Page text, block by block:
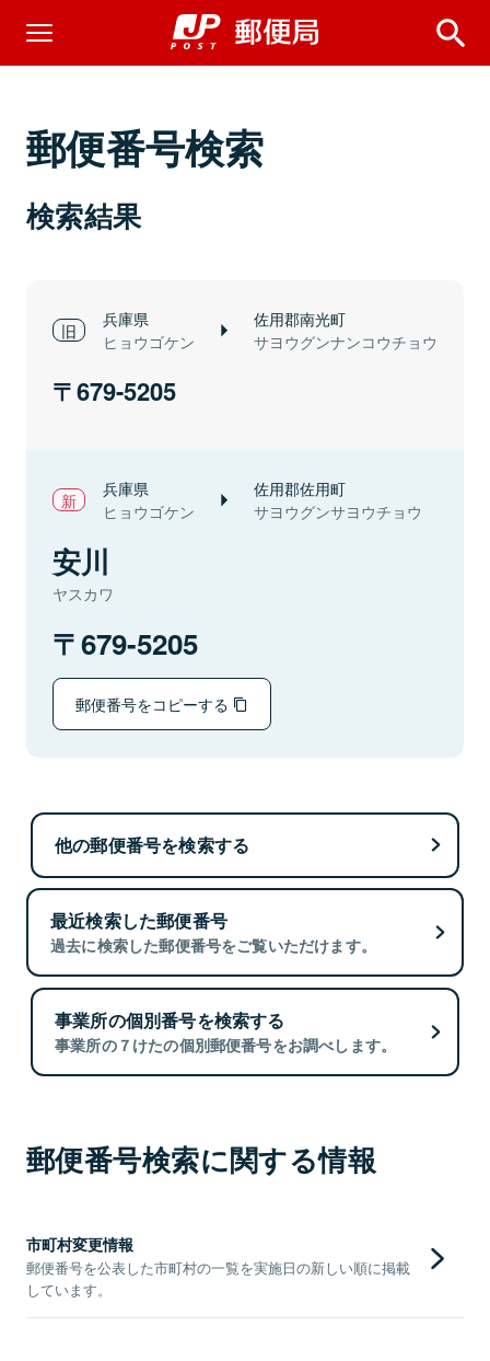
郵便番号検索
検索結果
兵庫県
ヒョウゴケン
佐用郡南光町
サヨウグンナンコウチョウ
679-5205
兵庫県
ヒョウゴケン
佐用郡佐用町
サヨウグンサヨウチョウ
安川
ヤスカワ
679-5205
郵便番号をコピーする
他の郵便番号を検索する
最近検索した郵便番号
過去に検索した郵便番号をご覧いただけます。
事業所の個別番号を検索する
事業所の７けたの個別郵便番号をお調べします。
郵便番号検索に関する情報
市町村変更情報
郵便番号を公表した市町村の一覧を実施日の新しい順に掲載
しています。